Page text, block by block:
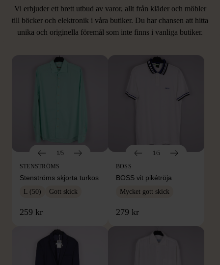
Vi erbjuder ett brett utbud av varor, allt från kläder och möbler
till böcker och elektronik i våra butiker. Du har chansen att hitta
unika och originella föremål som inte finns i vanliga butiker.
LIKNANDE PRODUKTER
Hitta produkter som påminner om denna
1/5
STENSTRÖMS
Stenströms skjorta turkos
L (50) Gott skick
259 kr
1/5
BOSS
BOSS vit pikétröja
Mycket gott skick
279 kr